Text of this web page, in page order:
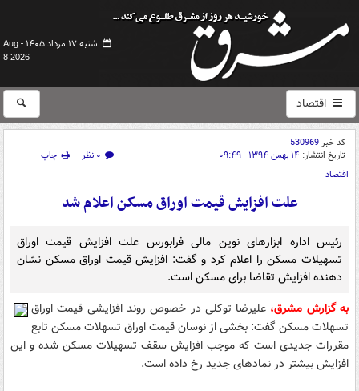
شنبه ۱۷ مرداد ۱۴۰۵ -
Aug
8 2026
اقتصاد
کد خبر530969
تاریخ انتشار: ۱۴ بهمن ۱۳۹۴ - ۰۹:۴۹ ۰ نظر
چاپ
اقتصاد
علت افزایش قیمت اوراق مسکن اعلام شد
رئیس اداره ابزارهای نوین مالی فرابورس علت افزایش قیمت اوراق
تسهیلات مسکن را اعلام کرد و گفت: افزایش قیمت اوراق مسکن نشان
دهنده افزایش تقاضا برای مسکن است.
به گزارش مشرق، علیرضا توکلی در خصوص روند افزایشی قیمت اوراق
تسهلات مسکن گفت: بخشی از نوسان قیمت اوراق تسهلات مسکن تابع
مقررات جدیدی است که موجب افزایش سقف تسهیلات مسکن شده و این
افزایش بیشتر در نمادهای جدید رخ داده است.